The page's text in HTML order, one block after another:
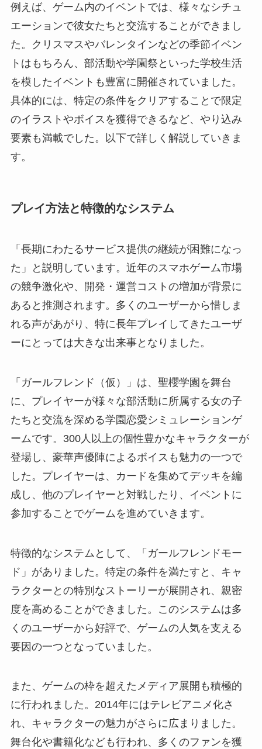
例えば、ゲーム内のイベントでは、様々なシチュ
エーションで彼女たちと交流することができまし
た。クリスマスやバレンタインなどの季節イベン
トはもちろん、部活動や学園祭といった学校生活
を模したイベントも豊富に開催されていました。
具体的には、特定の条件をクリアすることで限定
のイラストやボイスを獲得できるなど、やり込み
要素も満載でした。以下で詳しく解説していきま
す。
プレイ方法と特徴的なシステム
「長期にわたるサービス提供の継続が困難になっ
た」と説明しています。近年のスマホゲーム市場
の競争激化や、開発・運営コストの増加が背景に
あると推測されます。多くのユーザーから惜しま
れる声があがり、特に長年プレイしてきたユーザ
ーにとっては大きな出来事となりました。
「ガールフレンド（仮）」は、聖櫻学園を舞台
に、プレイヤーが様々な部活動に所属する女の子
たちと交流を深める学園恋愛シミュレーションゲ
ームです。300人以上の個性豊かなキャラクターが
登場し、豪華声優陣によるボイスも魅力の一つで
した。プレイヤーは、カードを集めてデッキを編
成し、他のプレイヤーと対戦したり、イベントに
参加することでゲームを進めていきます。
特徴的なシステムとして、「ガールフレンドモー
ド」がありました。特定の条件を満たすと、キャ
ラクターとの特別なストーリーが展開され、親密
度を高めることができました。このシステムは多
くのユーザーから好評で、ゲームの人気を支える
要因の一つとなっていました。
また、ゲームの枠を超えたメディア展開も積極的
に行われました。2014年にはテレビアニメ化さ
れ、キャラクターの魅力がさらに広まりました。
舞台化や書籍化なども行われ、多くのファンを獲